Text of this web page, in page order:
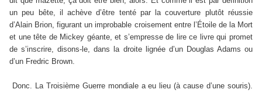
un peu bête, il achève d’être tenté par la couverture plutôt réussie
d’Alain Brion, figurant un improbable croisement entre l’Étoile de la Mort
et une tête de Mickey géante, et s’empresse de lire ce livre qui promet
de s’inscrire, disons-le, dans la droite lignée d’un Douglas Adams ou
d’un Fredric Brown.
Donc. La Troisième Guerre mondiale a eu lieu (à cause d’une souris).